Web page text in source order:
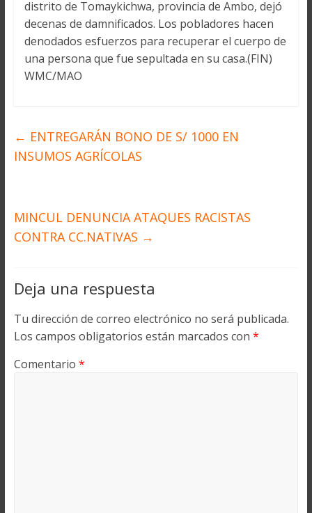
distrito de Tomaykichwa, provincia de Ambo, dejó
decenas de damnificados. Los pobladores hacen
denodados esfuerzos para recuperar el cuerpo de
una persona que fue sepultada en su casa.(FIN)
WMC/MAO
← ENTREGARÁN BONO DE S/ 1000 EN
INSUMOS AGRÍCOLAS
MINCUL DENUNCIA ATAQUES RACISTAS
CONTRA CC.NATIVAS →
Deja una respuesta
Tu dirección de correo electrónico no será publicada.
Los campos obligatorios están marcados con *
Comentario *